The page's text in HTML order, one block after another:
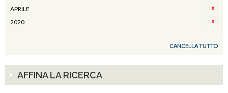
APRILE
2020
CANCELLA TUTTO
AFFINA LA RICERCA